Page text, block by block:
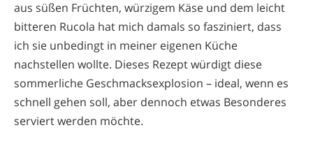
aus süßen Früchten, würzigem Käse und dem leicht
bitteren Rucola hat mich damals so fasziniert, dass
ich sie unbedingt in meiner eigenen Küche
nachstellen wollte. Dieses Rezept würdigt diese
sommerliche Geschmacksexplosion – ideal, wenn es
schnell gehen soll, aber dennoch etwas Besonderes
serviert werden möchte.